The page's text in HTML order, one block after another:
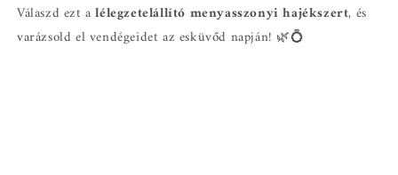
Válaszd ezt alélegzetelállító menyasszonyi hajékszert, és
varázsold el vendégeidet az esküvőd napján! 🌿💍